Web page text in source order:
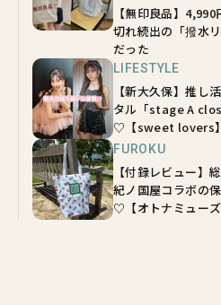
【無印良品】
切れ続出の「撥水
だった
LIFESTYLE
【新大久保】推し
タル「stage A
♡【sweet lovers】
FUROKU
【付録レビュー】
紀ノ国屋コラボの
♡【オトナミューズ